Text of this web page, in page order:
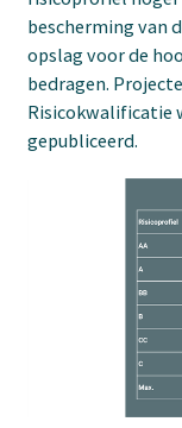
bescherming van
opslag voor de
bedragen.
Risicokwalificatie
gepubliceerd.